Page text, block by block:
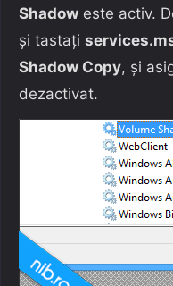
Shadow este activ.
și tastați
Shadow Copy, și
dezactivat.